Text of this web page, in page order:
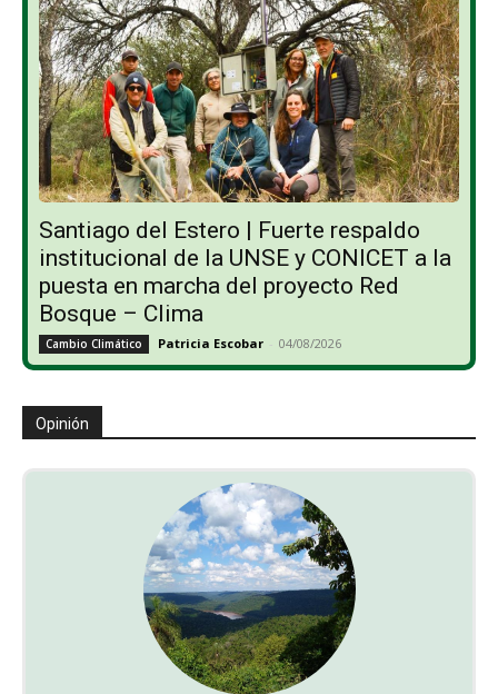
Santiago del Estero | Fuerte respaldo
institucional de la UNSE y CONICET a la
puesta en marcha del proyecto Red
Bosque – Clima
Cambio Climático Patricia Escobar - 04/08/2026
Opinión